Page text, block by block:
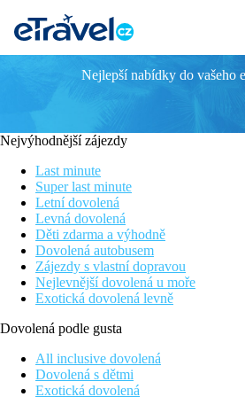
Bangkok - Ko Samui -
Bangkok - Ko Samui (Thajsko)
Více informací o oblastiKo Samui
Popis
Program
1: ODLET Z PRAHY DO
2: PŘÍLET DO BANGKOKU
Přílet do Bangkoku. Transfer do
3: BANGKOK
Snídaně. Celodenní fakultativní
prohlédnete královský palác,
4: BANGKOK – KO SAMUI
Nejlepší nabídky do vašeho
Nejvýhodnější zájezdy
Last minute
Super last minute
Letní dovolená
Levná dovolená
Děti zdarma a výhodně
Dovolená autobusem
Zájezdy s vlastní dopravou
Nejlevnější dovolená u moře
Exotická dovolená levně
Dovolená podle gusta
All inclusive dovolená
Dovolená s dětmi
Exotická dovolená